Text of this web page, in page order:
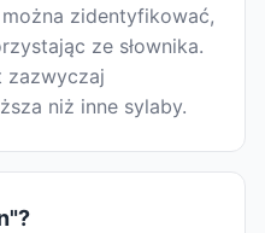
zidentyfikować,
ze słownika.
zazwyczaj
niż inne sylaby.